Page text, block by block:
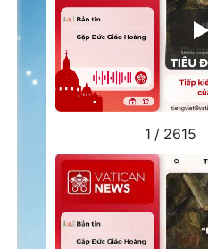
1 / 2615